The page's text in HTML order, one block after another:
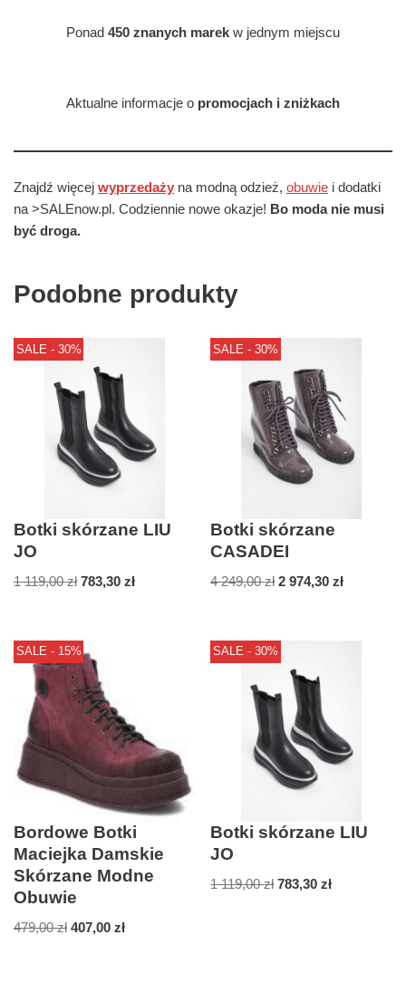
Ponad 450 znanych marek w jednym miejscu
Aktualne informacje o promocjach i zniżkach
Znajdź więcej wyprzedaży na modną odzież, obuwie i dodatki
na >SALEnow.pl. Codziennie nowe okazje! Bo moda nie musi
być droga.
Podobne produkty
SALE - 30%
Botki skórzane LIU
JO
1 119,00zł 783,30 zł
SALE - 30%
Botki skórzane
CASADEI
4 249,00zł 2 974,30zł
SALE - 15%
Bordowe Botki
Maciejka Damskie
Skórzane Modne
Obuwie
479,00zł 407,00 zł
SALE - 30%
Botki skórzane LIU
JO
1 119,00zł 783,30zł